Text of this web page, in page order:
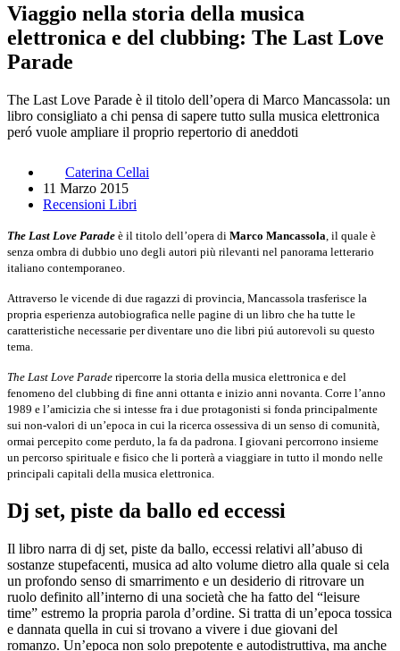
Viaggio nella storia della musica
elettronica e del clubbing: The Last Love
Parade
The Last Love Parade è il titolo dell’opera di Marco Mancassola: un
libro consigliato a chi pensa di sapere tutto sulla musica elettronica
peró vuole ampliare il proprio repertorio di aneddoti
Caterina Cellai
11 Marzo 2015
Recensioni Libri
The Last Love Parade è il titolo dell’opera di Marco Mancassola , il quale è
senza ombra di dubbio uno degli autori più rilevanti nel panorama letterario
italiano contemporaneo.
Attraverso le vicende di due ragazzi di provincia, Mancassola trasferisce la
propria esperienza autobiografica nelle pagine di un libro che ha tutte le
caratteristiche necessarie per diventare uno die libri piú autorevoli su questo
tema.
The Last Love Parade ripercorre la storia della musica elettronica e del
fenomeno del clubbing di fine anni ottanta e inizio anni novanta. Corre l’anno
1989 e l’amicizia che si intesse fra i due protagonisti si fonda principalmente
sui non-valori di un’epoca in cui la ricerca ossessiva di un senso di comunità,
ormai percepito come perduto, la fa da padrona. I giovani percorrono insieme
un percorso spirituale e fisico che li porterà a viaggiare in tutto il mondo nelle
principali capitali della musica elettronica.
Dj set, piste da ballo ed eccessi
Il libro narra di dj set, piste da ballo, eccessi relativi all’abuso di
sostanze stupefacenti, musica ad alto volume dietro alla quale si cela
un profondo senso di smarrimento e un desiderio di ritrovare un
ruolo definito all’interno di una società che ha fatto del “leisure
time” estremo la propria parola d’ordine. Si tratta di un’epoca tossica
e dannata quella in cui si trovano a vivere i due giovani del
romanzo. Un’epoca non solo prepotente e autodistruttiva, ma anche